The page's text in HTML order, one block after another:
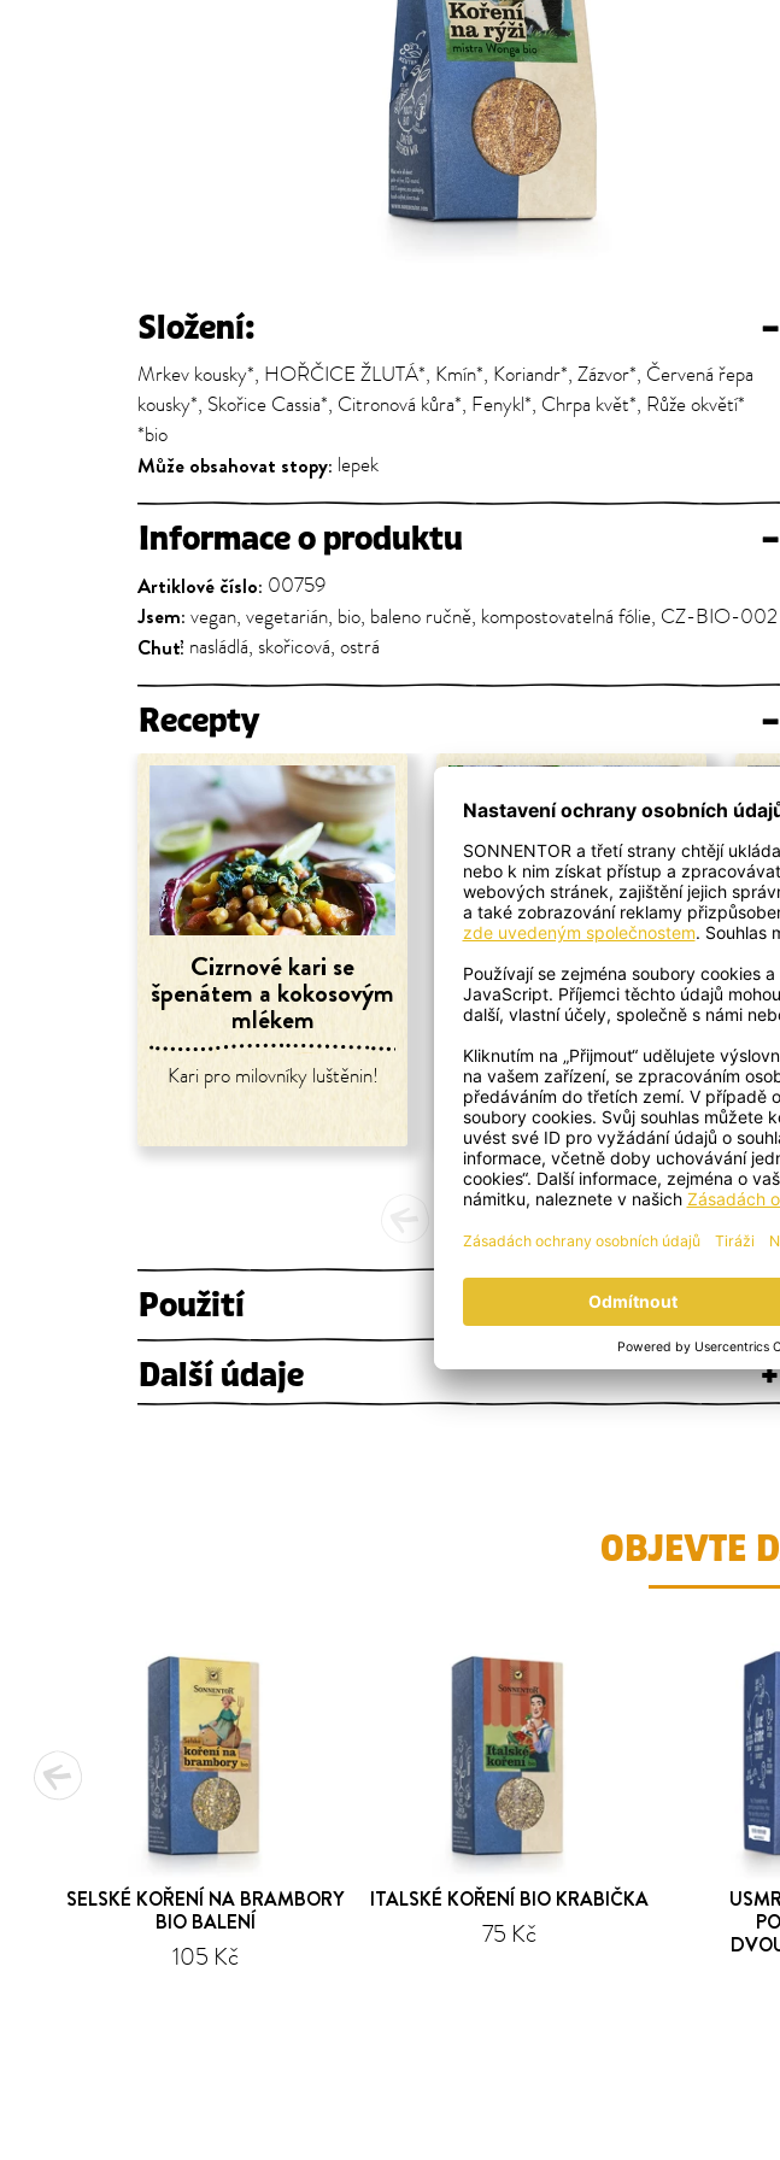
Složení: –
Mrkev kousky*, HOŘČICE ŽLUTÁ*, Kmín*, Koriandr*, Zázvor*, Červená řepa
kousky*, Skořice Cassia*, Citronová kůra*, Fenykl*, Chrpa květ*, Růže okvětí*
*bio
Může obsahovat stopy: lepek
Informace o produktu –
Artiklové číslo: 00759
Jsem: vegan, vegetarián, bio, baleno ručně, kompostovatelná fólie, CZ-BIO-002
Chuť: nasládlá, skořicová, ostrá
Recepty –
Cizrnové kari se
špenátem a kokosovým
mlékem
Kari pro milovníky luštěnin!
Krémové čočkové kari s
rajčaty a lilkem
Díky koření Garam Masala
chutná po Orientu
Použití
Další údaje
+
OBJEVTE
SELSKÉ KOŘENÍ NA BRAMBORY
BIO BALENÍ
105 Kč
ITALSKÉ KOŘENÍ BIO KRABIČKA
75 Kč